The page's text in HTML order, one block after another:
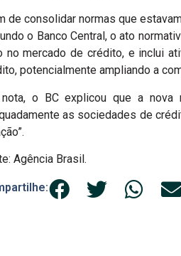
de consolidar normas que
o Banco Central, o ato
no mercado de crédito, e inclui
potencialmente ampliando a
o BC explicou que a nova
as sociedades de
Agência Brasil.